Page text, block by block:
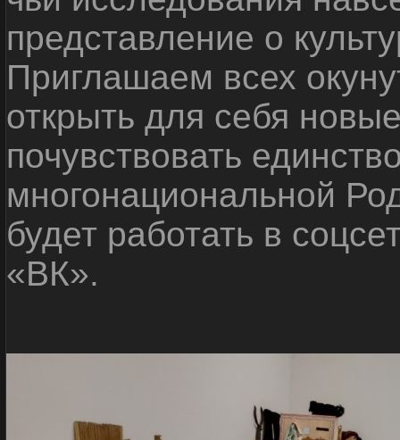
представление о
Приглашаем всех
открыть для себя
почувствовать
многонациональной
будет работать в
«ВК».